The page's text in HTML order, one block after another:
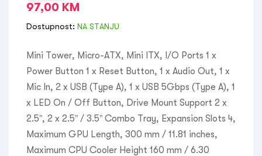
97,00 KM
Dostupnost: NA STANJU
Mini Tower, Micro-ATX, Mini ITX, I/O Ports 1 x
Power Button 1 x Reset Button, 1 x Audio Out, 1 x
Mic In, 2 x USB (Type A), 1 x USB 5Gbps (Type A), 1
x LED On / Off Button, Drive Mount Support 2 x
2.5”, 2 x 2.5” / 3.5” Combo Tray, Expansion Slots 4,
Maximum GPU Length, 300 mm / 11.81 inches,
Maximum CPU Cooler Height 160 mm / 6.30